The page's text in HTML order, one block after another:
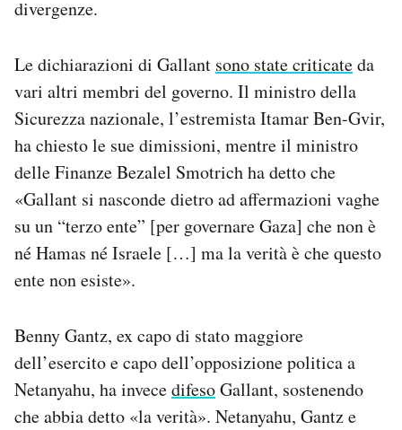
divergenze.
Le dichiarazioni di Gallant sono state criticateda
vari altri membri del governo. Il ministro della
Sicurezza nazionale, l’estremista Itamar Ben-Gvir,
ha chiesto le sue dimissioni, mentre il ministro
delle Finanze Bezalel Smotrich ha detto che
«Gallant si nasconde dietro ad affermazioni vaghe
su un “terzo ente” [per governare Gaza] che non è
né Hamas né Israele […] ma la verità è che questo
ente non esiste».
Benny Gantz, ex capo di stato maggiore
dell’esercito e capo dell’opposizione politica a
Netanyahu, ha invecedifesoGallant, sostenendo
che abbia detto «la verità». Netanyahu, Gantz e